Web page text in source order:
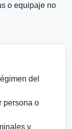
o equipaje no
del
persona o
y